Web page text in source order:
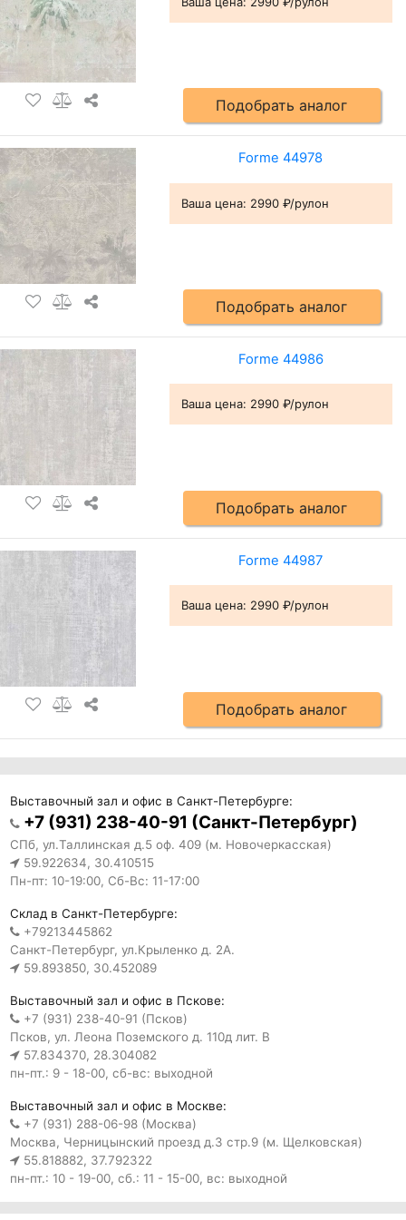
Подобрать аналог
Forme 44978
Ваша цена: 2990 ₽/рулон
Подобрать аналог
Forme 44986
Ваша цена: 2990 ₽/рулон
Подобрать аналог
Forme 44987
Ваша цена: 2990 ₽/рулон
Подобрать аналог
Выставочный зал и офис в Санкт-Петербурге:
+7 (931) 238-40-91 (Санкт-Петербург)
СПб, ул.Таллинская д.5 оф. 409 (м. Новочеркасская)
59.922634, 30.410515
Пн-пт: 10-19:00, Сб-Вс: 11-17:00
Склад в Санкт-Петербурге:
+79213445862
Санкт-Петербург, ул.Крыленко д. 2А.
59.893850, 30.452089
Выставочный зал и офис в Пскове:
+7 (931) 238-40-91 (Псков)
Псков, ул. Леона Поземского д. 110д лит. В
57.834370, 28.304082
пн-пт.: 9 - 18-00, сб-вс: выходной
Выставочный зал и офис в Москве:
+7 (931) 288-06-98 (Москва)
Москва, Черницынский проезд д.3 стр.9 (м. Щелковская)
55.818882, 37.792322
пн-пт.: 10 - 19-00, сб.: 11 - 15-00, вс: выходной